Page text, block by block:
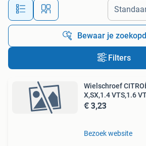
Alle afstanden…
Bewaar je
Filters
Wielschroef
X,SX,1.4 VTS,1.6
€ 3,23
Bezoek website